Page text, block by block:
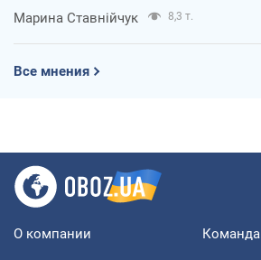
Марина Ставнійчук 8,3 т.
Все мнения
О компании Команда